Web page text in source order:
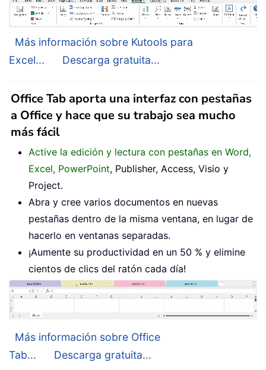
Más información sobre Kutools para
Excel...
Descarga gratuita...
Office Tab aporta una interfaz con pestañas
a Office y hace que su trabajo sea mucho
más fácil
Active la edición y lectura con pestañas en Word,
Excel, PowerPoint, Publisher, Access, Visio y
Project.
Abra y cree varios documentos en nuevas
pestañas dentro de la misma ventana, en lugar de
hacerlo en ventanas separadas.
¡Aumente su productividad en un 50 % y elimine
cientos de clics del ratón cada día!
Más información sobre Office
Tab...
Descarga gratuita...